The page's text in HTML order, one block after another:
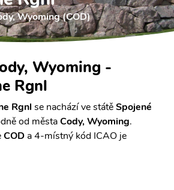
Wyoming (COD)
Wyoming -
Rgnl
Rgnl se nachází ve státěSpojené
od městaCody, Wyoming.
COD a 4-místný kód ICAO je